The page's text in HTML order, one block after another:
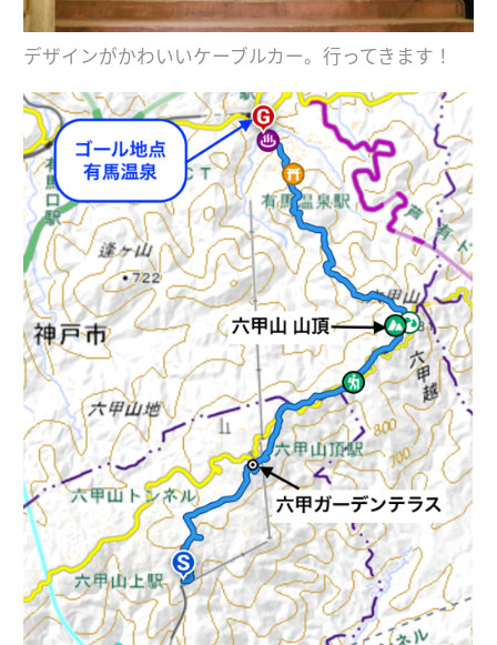
デザインがかわいいケーブルカー。行ってきます！